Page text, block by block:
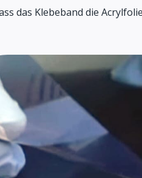
das Klebeband die